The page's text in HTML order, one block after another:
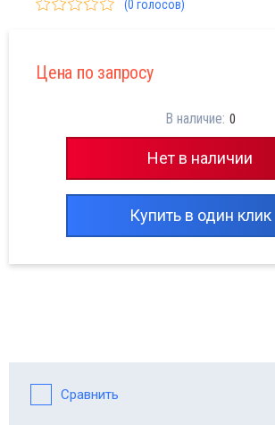
(0 голосов)
Цена по запросу
В наличие: 0
Нет в наличии
Купить в один клик
Сравнить